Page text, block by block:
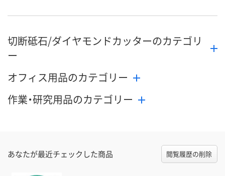
お届け日 8月27日（木）まで 8月27日（木）まで 8月27日（木）
数量 数量 数量
切断砥石/ダイヤモンドカッターのカテゴリ
ー
オフィス用品のカテゴリー
作業・研究用品のカテゴリー
あなたが最近チェックした商品 閲覧履歴の削除